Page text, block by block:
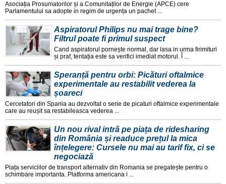
Asociația Prosumatorilor și a Comunitaților de Energie (APCE) cere
Parlamentului sa adopte in regim de urgența un pachet ...
Aspiratorul Philips nu mai trage bine?
Filtrul poate fi primul suspect
Cand aspiratorul pornește normal, dar lasa in urma firimituri
și praf, tentația este sa verifici imediat motorul. Î ...
Speranță pentru orbi: Picături oftalmice
experimentale au restabilit vederea la
șoareci
Cercetatori din Spania au dezvoltat o serie de picaturi oftalmice experimentale
care au reușit sa restabileasca vederea ...
Un nou rival intră pe piața de ridesharing
din România și readuce prețul la mica
înțelegere: Cursele nu mai au tarif fix, ci se
negociază
Piața serviciilor de transport alternativ din Romania se pregatește pentru o
schimbare importanta. Platforma americana i ...